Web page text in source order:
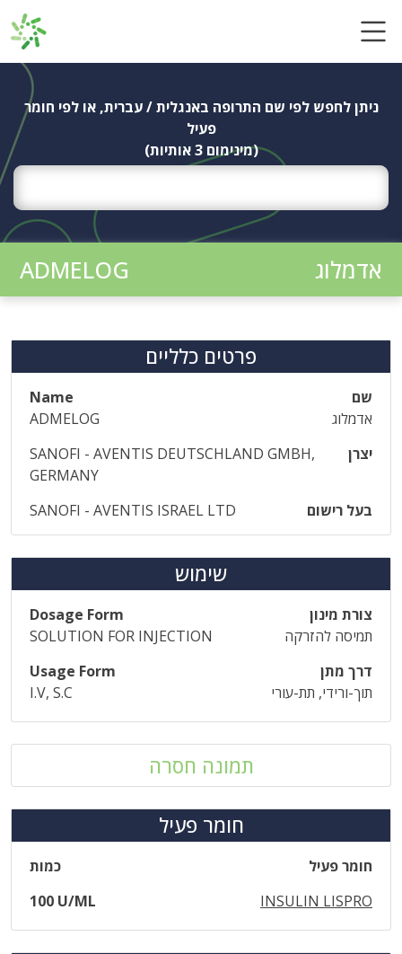
ניתן לחפש לפי שם התרופה באנגלית / עברית, או לפי חומר
פעיל
(מינימום 3 אותיות)
אדמלוג ADMELOG
פרטים כלליים
שם
Name
אדמלוג
ADMELOG
יצרן
SANOFI - AVENTIS DEUTSCHLAND GMBH,
GERMANY
בעל רישום
SANOFI - AVENTIS ISRAEL LTD
שימוש
צורת מינון
Dosage Form
תמיסה להזרקה
SOLUTION FOR INJECTION
דרך מתן
Usage Form
תוך-ורידי, תת-עורי
I.V, S.C
תמונה חסרה
חומר פעיל
חומר פעיל
כמות
INSULIN LISPRO
100 U/ML